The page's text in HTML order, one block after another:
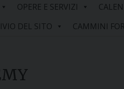
OPERE E SERVIZI
DEL SITO CAMMINI